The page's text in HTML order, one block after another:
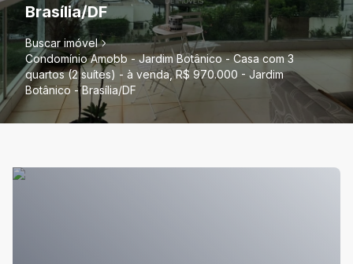
Brasília/DF
Buscar imóvel
Condomínio Amobb - Jardim Botânico - Casa com 3
quartos (2 suítes) - à venda, R$ 970.000 - Jardim
Botânico - Brasília/DF